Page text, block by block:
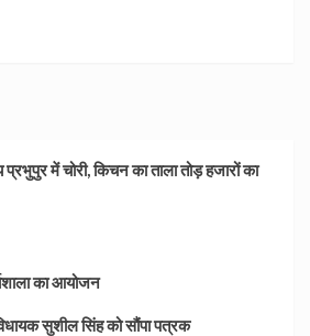
प्रभुपुर में चोरी, किचन का ताला तोड़ हजारों का
का आयोजन
विधायक सुशील सिंह को सौंपा पत्रक